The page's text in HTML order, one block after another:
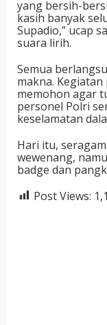
yang bersih-
kasih banyak
Supadio,” ucap
suara lirih.
Semua
makna.
memohon agar
personel Polri
keselamatan
Hari itu,
wewenang,
badge dan
Post Views: